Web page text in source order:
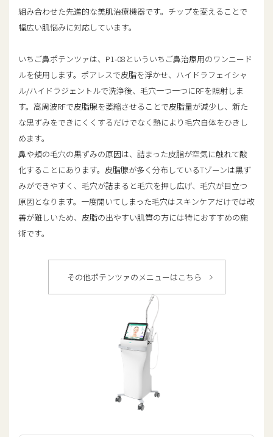
組み合わせた先進的な美肌治療機器です。チップを変えることで
幅広い肌悩みに対応しています。
いちご鼻ポテンツァは、P1-08といういちご鼻治療用のワンニード
ルを使用します。ポアレスで皮脂を浮かせ、ハイドラフェイシャ
ル/ハイドラジェントルで洗浄後、毛穴一つ一つにRFを照射しま
す。高周波RFで皮脂腺を萎縮させることで皮脂量が減少し、新た
な黒ずみをできにくくするだけでなく熱により毛穴自体をひきし
めます。
鼻や頬の毛穴の黒ずみの原因は、詰まった皮脂が空気に触れて酸
化することにあります。皮脂腺が多く分布しているTゾーンは黒ず
みができやすく、毛穴が詰まると毛穴を押し広げ、毛穴が目立つ
原因となります。一度開いてしまった毛穴はスキンケアだけでは改
善が難しいため、皮脂の出やすい肌質の方には特におすすめの施
術です。
その他ポテンツァのメニューはこちら